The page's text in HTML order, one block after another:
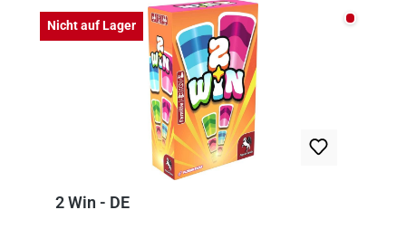
Nicht auf Lager Nicht
2 Win - DE